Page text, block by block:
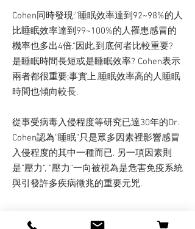
Cohen同時發現:”睡眠效率達到92~98%的人
比睡眠效率達到99~100%的人罹患感冒的
機率也多出4倍.”因此,到底何者比較重要?
是睡眠時間長短或是睡眠效率? Cohen表示
兩者都很重要;事實上,睡眠效率高的人睡眠
時間也傾向較長.
從事受病毒入侵程度等研究已達30年的Dr.
Cohen認為”睡眠”只是眾多因素裡影響感冒
入侵程度的其中一種而已. 另一項因素則
是”壓力”, ”壓力”一向被視為是危害免疫系統
與引發許多疾病徵兆的重要元兇.